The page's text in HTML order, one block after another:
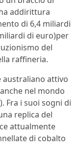
addirittura
di 6,4 miliardi
di euro)per
del
raffineria.
australiano attivo
nel mondo
Fra i suoi sogni di
replica del
attualmente
di cobalto